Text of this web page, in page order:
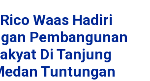
Waas Hadiri
Pembangunan
Di Tanjung
Tuntungan